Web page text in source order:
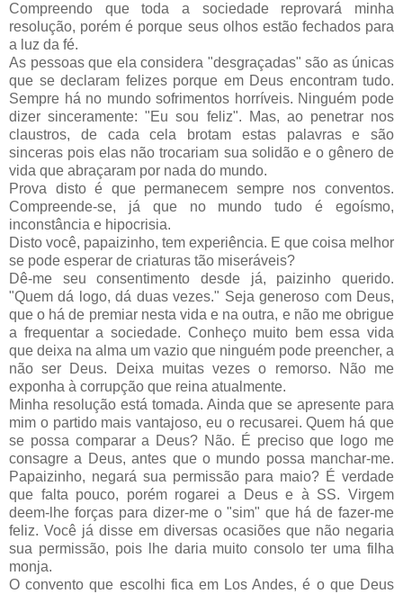
Compreendo que toda a sociedade reprovará minha
resolução, porém é porque seus olhos estão fechados para
a luz da fé.
As pessoas que ela considera "desgraçadas" são as únicas
que se declaram felizes porque em Deus encontram tudo.
Sempre há no mundo sofrimentos horríveis. Ninguém pode
dizer sinceramente: "Eu sou feliz". Mas, ao penetrar nos
claustros, de cada cela bro­tam estas palavras e são
sinceras pois elas não trocariam sua solidão e o gênero de
vida que abraçaram por nada do mundo.
Prova disto é que permanecem sempre nos conventos.
Compreen­de-se, já que no mundo tudo é egoísmo,
inconstância e hipocrisia.
Disto você, papaizinho, tem experiência. E que coisa melhor
se pode esperar de criaturas tão miseráveis?
Dê-me seu consentimento desde já, paizinho querido.
"Quem dá logo, dá duas vezes." Seja generoso com Deus,
que o há de premiar nesta vida e na outra, e não me obrigue
a frequentar a sociedade. Conheço muito bem essa vida
que deixa na alma um vazio que ninguém pode preencher, a
não ser Deus. Deixa muitas vezes o remorso. Não me
exponha à corrupção que reina atualmente.
Minha resolução está tomada. Ainda que se apresente para
mim o partido mais vantajoso, eu o recusarei. Quem há que
se possa comparar a Deus? Não. É preciso que logo me
consagre a Deus, antes que o mundo possa manchar-me.
Papaizinho, negará sua permissão para maio? É verdade
que falta pouco, porém ro­garei a Deus e à SS. Virgem
deem-lhe forças para dizer-me o "sim" que há de fazer-me
feliz. Você já disse em diversas ocasiões que não negaria
sua permissão, pois lhe daria muito consolo ter uma filha
monja.
O convento que escolhi fica em Los Andes, é o que Deus